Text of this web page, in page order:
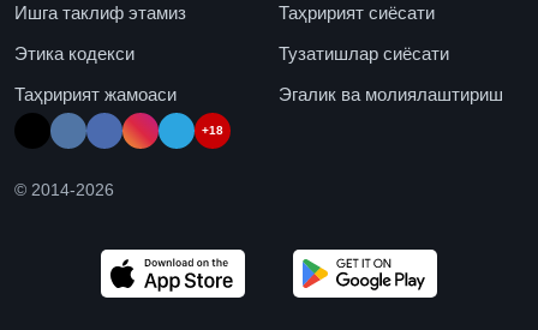
Ишга таклиф этамиз
Таҳририят сиёсати
Этика кодекси
Тузатишлар сиёсати
Таҳририят жамоаси
Эгалик ва молиялаштириш
+18
© 2014-2026